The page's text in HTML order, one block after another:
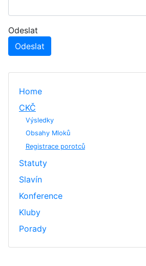
Home
CKČ
Výsledky
Obsahy Mloků
Registrace porotců
Statuty
Slavín
Konference
Kluby
Porady
Odeslat
Odeslat